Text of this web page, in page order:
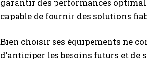
garantir des performances
capable de fournir des solutions
Bien choisir ses équipements ne
d’anticiper les besoins futurs et de